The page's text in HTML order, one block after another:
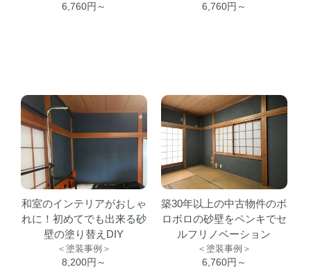
6,760円～ 6,760円～
和室のインテリアがおしゃ
れに！初めてでも出来る砂
壁の塗り替えDIY
＜塗装事例＞
8,200円～
築30年以上の中古物件のボ
ロボロの砂壁をペンキでセ
ルフリノベーション
＜塗装事例＞
6,760円～